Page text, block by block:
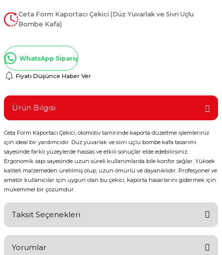
Ceta Form Kaportacı Çekici (Düz Yuvarlak ve Sivri Uçlu
Bombe Kafa)
WhatsApp Sipariş
Fiyatı Düşünce Haber Ver
Ürün Bilgisi
Ceta Form Kaportacı Çekici, otomotiv tamirinde kaporta düzeltme işlemleriniz
için ideal bir yardımcıdır. Düz yuvarlak ve sivri uçlu bombe kafa tasarımı
sayesinde farklı yüzeylerde hassas ve etkili sonuçlar elde edebilirsiniz.
Ergonomik sapı sayesinde uzun süreli kullanımlarda bile konfor sağlar. Yüksek
kaliteli malzemeden üretilmiş olup, uzun ömürlü ve dayanıklıdır. Profesyonel ve
amatör kullanıcılar için uygun olan bu çekici, kaporta hasarlarını gidermek için
mükemmel bir çözümdür.
Taksit Seçenekleri
Yorumlar